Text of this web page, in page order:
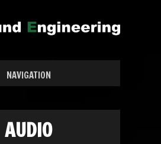
NAVIGATION
AUDIO